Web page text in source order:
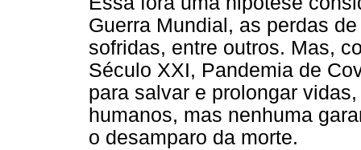
Guerra Mundial, as perdas
sofridas, entre outros. Mas,
Século XXI, Pandemia de
para salvar e prolongar
humanos, mas nenhuma
o desamparo da morte.